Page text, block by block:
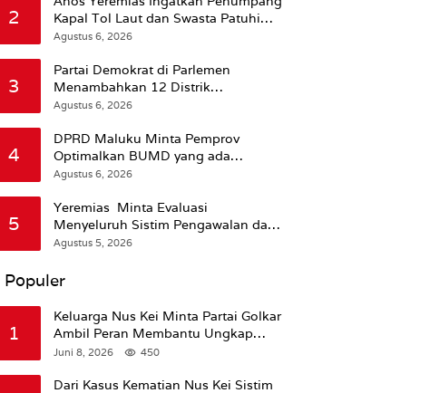
2
Kapal Tol Laut dan Swasta Patuhi
Peringatan BMKG
Agustus 6, 2026
3
Partai Demokrat di Parlemen
Menambahkan 12 Distrik
Pendukung Trump
Agustus 6, 2026
4
DPRD Maluku Minta Pemprov
Optimalkan BUMD yang ada
Ketimbang Menambah Baru
Agustus 6, 2026
5
Yeremias Minta Evaluasi
Menyeluruh Sistim Pengawalan dan
Operasional Angkutan Kontainer
Agustus 5, 2026
Populer
1
Keluarga Nus Kei Minta Partai Golkar
Ambil Peran Membantu Ungkap
Kematian Almarhum
Juni 8, 2026 450
Dari Kasus Kematian Nus Kei Sistim